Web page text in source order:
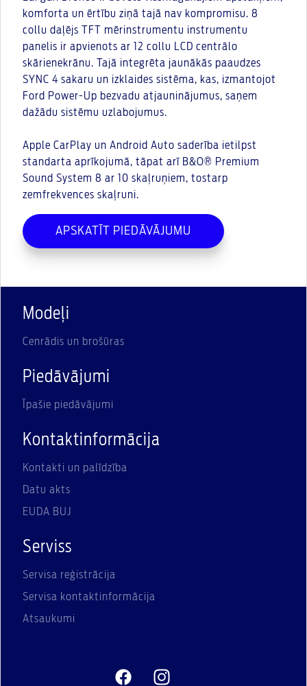
komforta un ērtību ziņā tajā nav kompromisu. 8
collu daļējs TFT mērinstrumentu instrumentu
panelis ir apvienots ar 12 collu LCD centrālo
skārienekrānu. Tajā integrēta jaunākās paaudzes
SYNC 4 sakaru un izklaides sistēma, kas, izmantojot
Ford Power-Up bezvadu atjauninājumus, saņem
dažādu sistēmu uzlabojumus.
Apple CarPlay un Android Auto saderība ietilpst
standarta aprīkojumā, tāpat arī B&O® Premium
Sound System 8 ar 10 skaļruņiem, tostarp
zemfrekvences skaļruni.
APSKATĪT PIEDĀVĀJUMU
Modeļi
Cenrādis un brošūras
Piedāvājumi
Īpašie piedāvājumi
Kontaktinformācija
Kontakti un palīdzība
Datu akts
EUDA BUJ
Serviss
Servisa reģistrācija
Servisa kontaktinformācija
Atsaukumi